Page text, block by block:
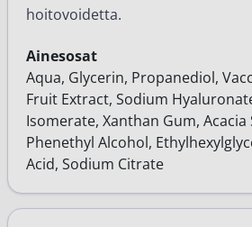
hoitovoidetta.
Ainesosat
Aqua, Glycerin, Propanediol,
Fruit Extract, Sodium
Isomerate, Xanthan Gum, Acacia
Phenethyl Alcohol,
Acid, Sodium Citrate